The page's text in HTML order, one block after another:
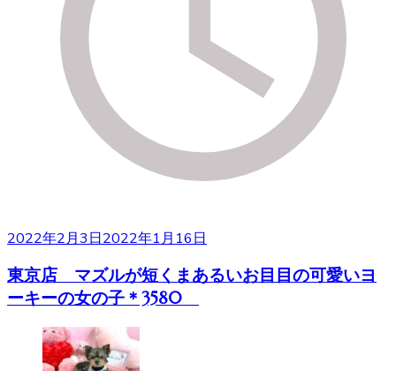
2022年2月3日2022年1月16日
東京店 マズルが短くまあるいお目目の可愛いヨ
ーキーの女の子＊3580